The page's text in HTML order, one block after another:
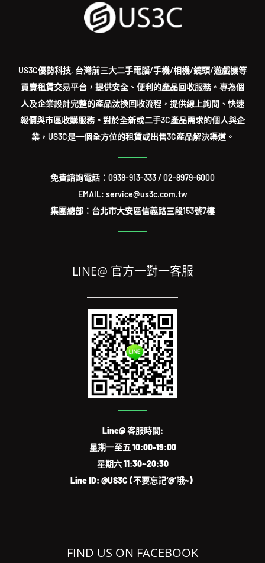
US3C優勢科技, 台灣前三大二手電腦/手機/相機/鏡頭/遊戲機等
買賣租賃交易平台，提供安全、便利的產品回收服務。專為個
人及企業設計完整的產品汰換回收流程，提供線上詢問、快速
報價與市區收購服務。對於全新或二手3C產品需求的個人與企
業，US3C是一個全方位的租賃或出售3C產品解決渠道。
免費諮詢電話： 0938-913-333/02-8979-6000
EMAIL: service@us3c.com.tw
集團總部：台北市大安區信義路三段153號7樓
LINE@ 官方一對一客服
Line@ 客服時間:
星期一至五 10:00-19:00
星期六 11:30~20:30
Line ID: @US3C (不要忘記‘@’哦~)
FIND US ON FACEBOOK